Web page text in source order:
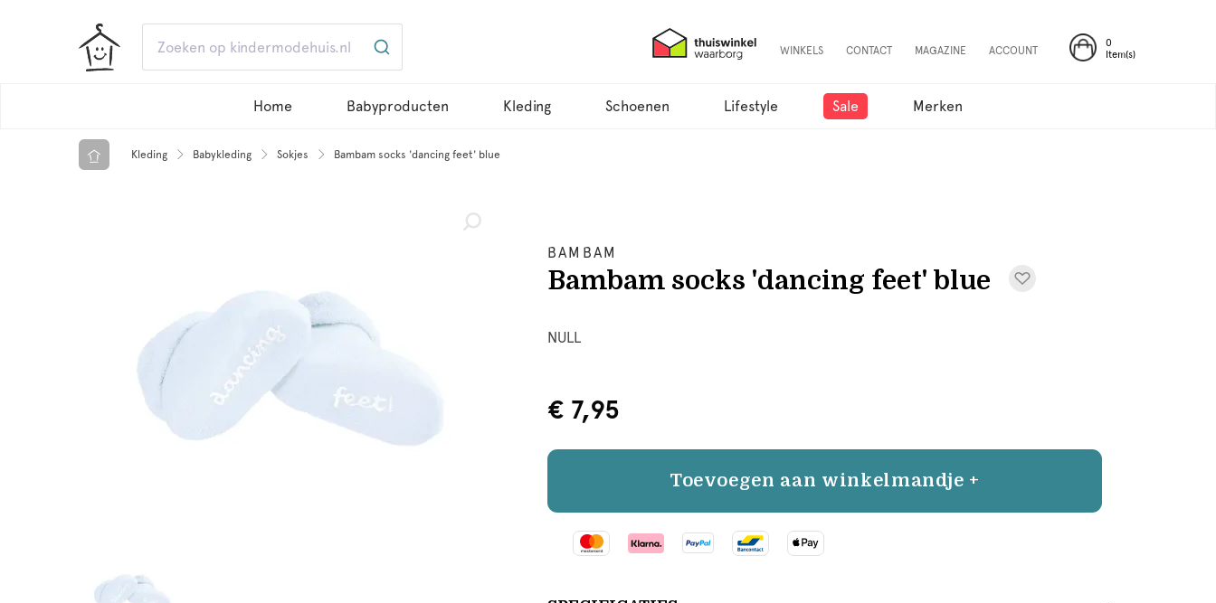
0
Item(s)
WINKELS CONTACT MAGAZINE ACCOUNT
Home Babyproducten Kleding Schoenen Lifestyle Sale Merken
Kleding Babykleding Sokjes Bambam socks 'dancing feet' blue
BAMBAM
Bambam socks 'dancing feet' blue
NULL
€ 7,95
Toevoegen aan winkelmandje +